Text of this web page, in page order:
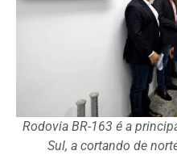
Rodovia BR-163 é a
Sul, a cortando de